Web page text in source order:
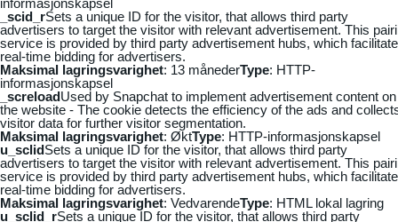
_scid_rSets a unique ID for the visitor, that allows third party
advertisers to target the visitor with relevant advertisement. This
service is provided by third party advertisement hubs, which
real-time bidding for advertisers.
Maksimal lagringsvarighet: 13 månederType: HTTP-
informasjonskapsel
_screloadUsed by Snapchat to implement advertisement content on
the website - The cookie detects the efficiency of the ads and
visitor data for further visitor segmentation.
Maksimal lagringsvarighet: ØktType: HTTP-informasjonskapsel
u_sclidSets a unique ID for the visitor, that allows third party
advertisers to target the visitor with relevant advertisement. This
service is provided by third party advertisement hubs, which
real-time bidding for advertisers.
Maksimal lagringsvarighet: VedvarendeType: HTML lokal lagring
u_sclid_rSets a unique ID for the visitor, that allows third party